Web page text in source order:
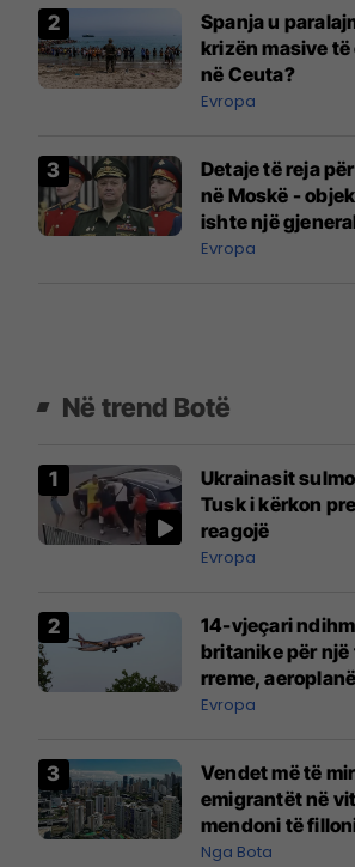
Spanja u
krizën masive
në Ceuta?
Evropa
Detaje të reja
në Moskë -
ishte një
Evropa
Në trend Botë
Ukrainasit
Tusk i kërkon
reagojë
Evropa
14-vjeçari
britanike për
rreme,
ngritën në ajër
Mançesterit
Evropa
Vendet më të
emigrantët në
mendoni të
vendit?
Nga Bota